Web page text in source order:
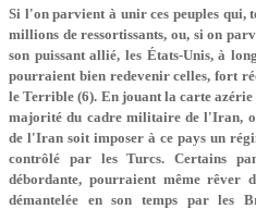
Si l'on parvient à unir ces peuples qui,
millions de ressortissants, ou, si on
son puissant allié, les États-Unis, à
pourraient bien redevenir celles, fort
le Terrible (6). En jouant la carte
majorité du cadre militaire de l'Iran,
de l'Iran soit imposer à ce pays un
contrôlé par les Turcs. Certains
débordante, pourraient même rêver
démantelée en son temps par les